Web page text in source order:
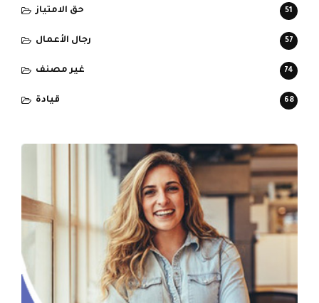
حق الامتياز 51
رجال الأعمال 57
غير مصنف 74
قيادة 68